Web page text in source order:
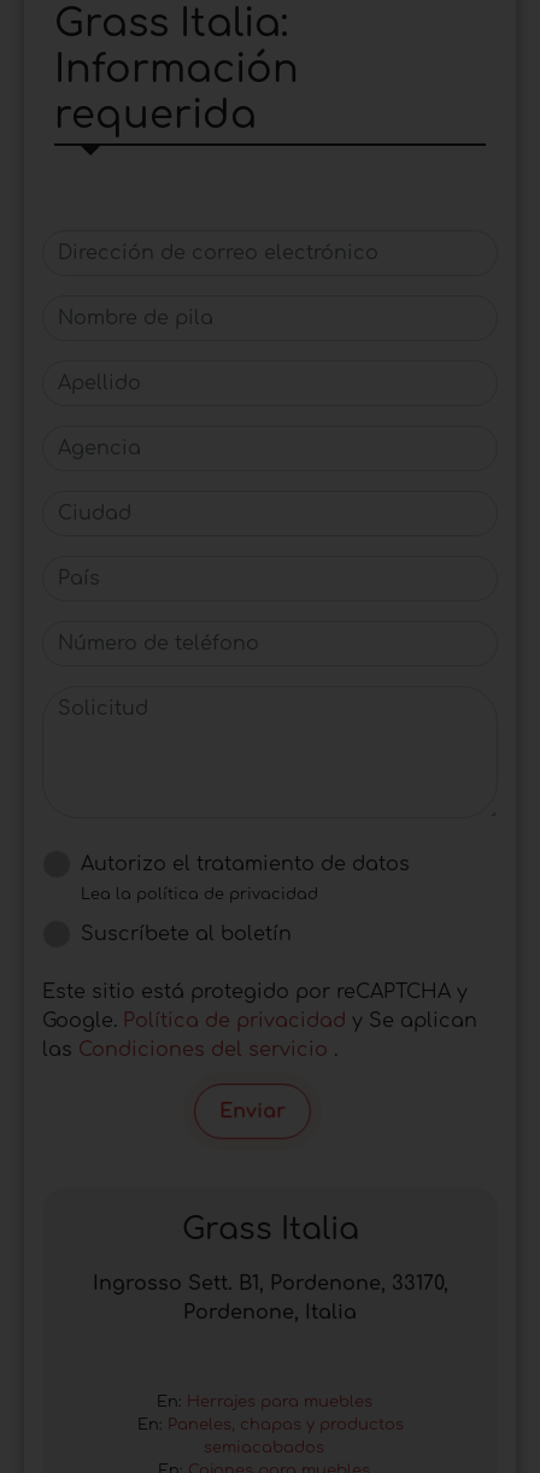
Grass Italia:
Información
requerida
Dirección de correo electrónico
Nombre de pila
Apellido
Agencia
Ciudad
País
Número de teléfono
Solicitud
Autorizo ​​el tratamiento de datos
Lea la política de privacidad
Suscríbete al boletín
Este sitio está protegido por reCAPTCHA y
Google. Política de privacidad y Se aplican
las Condiciones del servicio .
Enviar
Grass Italia
Ingrosso Sett. B1, Pordenone, 33170,
Pordenone, Italia
En: Herrajes para muebles
En: Paneles, chapas y productos
semiacabados